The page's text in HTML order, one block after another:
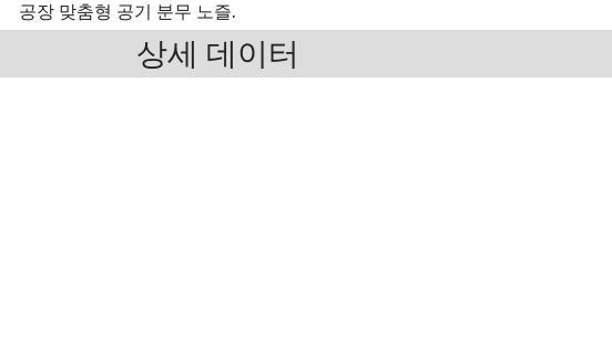
공장 맞춤형 공기 분무 노즐.
상세 데이터